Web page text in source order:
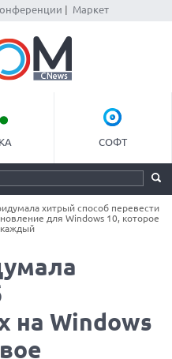
Маркет
СОФТ
хитрый способ перевести
для Windows 10, которое
на Windows